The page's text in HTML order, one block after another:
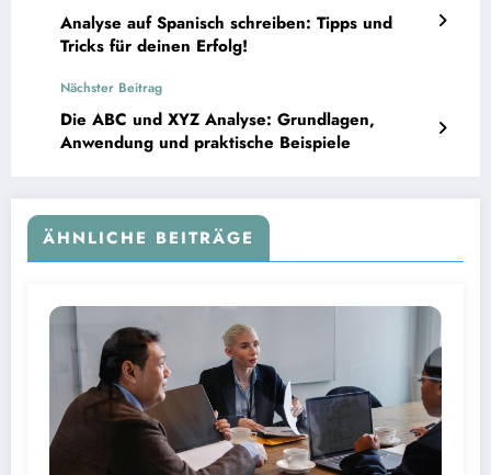
Analyse auf Spanisch schreiben: Tipps und
Tricks für deinen Erfolg!
Nächster Beitrag
Die ABC und XYZ Analyse: Grundlagen,
Anwendung und praktische Beispiele
ÄHNLICHE BEITRÄGE